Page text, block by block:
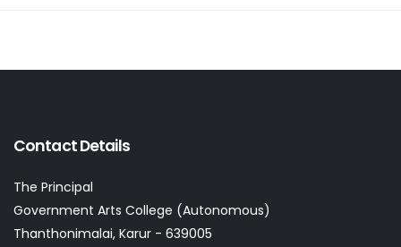
Contact Details
The Principal
Government Arts College (Autonomous)
Thanthonimalai, Karur - 639005